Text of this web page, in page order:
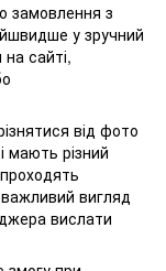
замовлення з
у зручний
сайті,
від фото
мають різний
вигляд
вислати